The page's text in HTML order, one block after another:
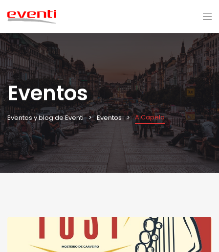
Eventos
Eventos y blog de Eventi Eventos A Capela